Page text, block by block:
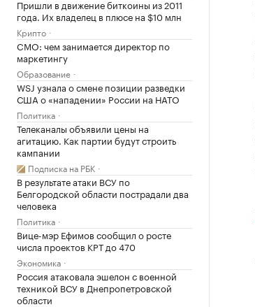
Пришли в движение биткоины из 2011
года. Их владелец в плюсе на $10 млн
Крипто
CMO: чем занимается директор по
маркетингу
Образование
WSJ узнала о смене позиции разведки
США о «нападении» России на НАТО
Политика
Телеканалы объявили цены на
агитацию. Как партии будут строить
кампании
Подписка на РБК
В результате атаки ВСУ по
Белгородской области пострадали два
человека
Политика
Вице-мэр Ефимов сообщил о росте
числа проектов КРТ до 470
Экономика
Россия атаковала эшелон с военной
техникой ВСУ в Днепропетровской
области